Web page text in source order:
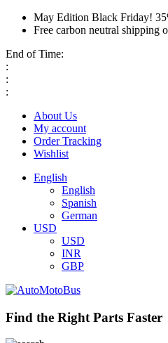
May Edition Black Friday!
Free carbon neutral shipping
End of Time:
:
:
:
About Us
My account
Order Tracking
Wishlist
English
English
Spanish
German
USD
USD
INR
GBP
Find the Right Parts Faster